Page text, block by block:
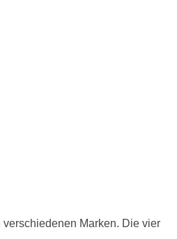
Marken. Die vier